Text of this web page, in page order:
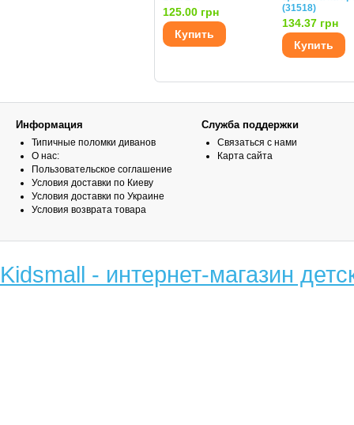
125.00 грн
Купить
(31518)
134.37 грн
Купить
Информация
Типичные поломки диванов
О нас:
Пользовательское соглашение
Условия доставки по Киеву
Условия доставки по Украине
Условия возврата товара
Служба поддержки
Связаться с нами
Карта сайта
Kidsmall - интернет-магазин